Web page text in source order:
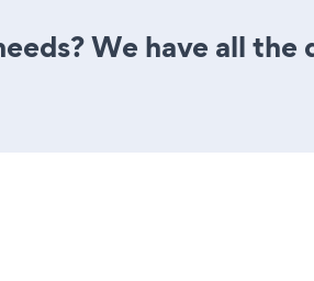
We have all the